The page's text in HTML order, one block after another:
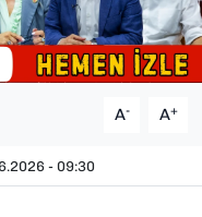
A- A+
- 09:30